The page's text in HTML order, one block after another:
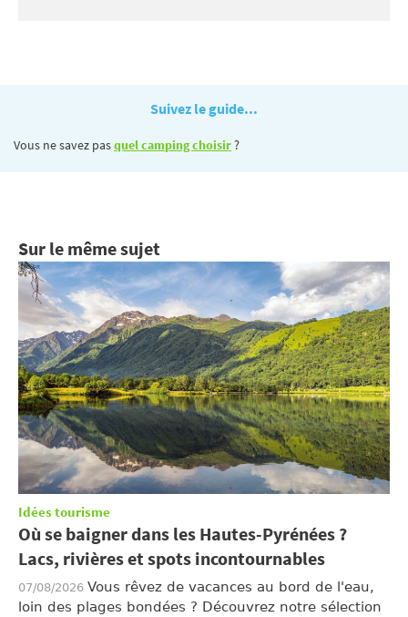
Suivez le guide...
Vous ne savez pasquel camping choisir?
Sur le même sujet
Idées tourisme
Où se baigner dans les Hautes-Pyrénées ?
Lacs, rivières et spots incontournables
07/08/2026 Vous rêvez de vacances au bord de l'eau,
loin des plages bondées ? Découvrez notre sélection